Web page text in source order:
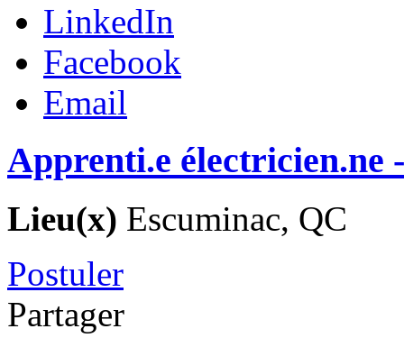
LinkedIn
Facebook
Email
Apprenti.e électricien.ne
Lieu(x) Escuminac, QC
Postuler
Partager